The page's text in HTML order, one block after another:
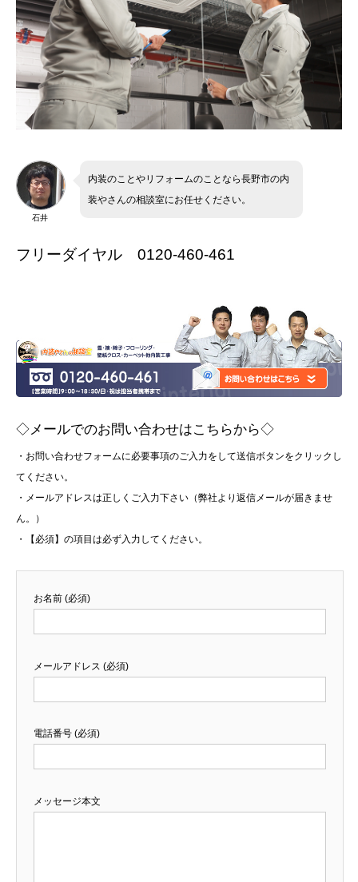
石井
内装のことやリフォームのことなら長野市の内
装やさんの相談室にお任せください。
フリーダイヤル 0120-460-461
◇メールでのお問い合わせはこちらから◇
・お問い合わせフォームに必要事項のご入力をして送信ボタンをクリックし
てください。
・メールアドレスは正しくご入力下さい（弊社より返信メールが届きませ
ん。）
・【必須】の項目は必ず入力してください。
お名前 (必須)
メールアドレス (必須)
電話番号 (必須)
メッセージ本文